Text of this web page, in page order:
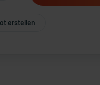
erstellen